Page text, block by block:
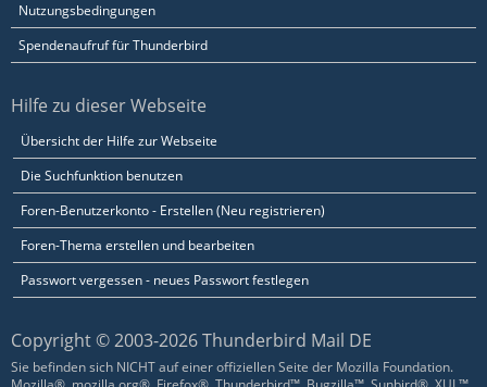
Nutzungsbedingungen
Spendenaufruf für Thunderbird
Hilfe zu dieser Webseite
Übersicht der Hilfe zur Webseite
Die Suchfunktion benutzen
Foren-Benutzerkonto - Erstellen (Neu registrieren)
Foren-Thema erstellen und bearbeiten
Passwort vergessen - neues Passwort festlegen
Copyright © 2003-2026 Thunderbird Mail DE
Sie befinden sich NICHT auf einer offiziellen Seite der Mozilla Foundation.